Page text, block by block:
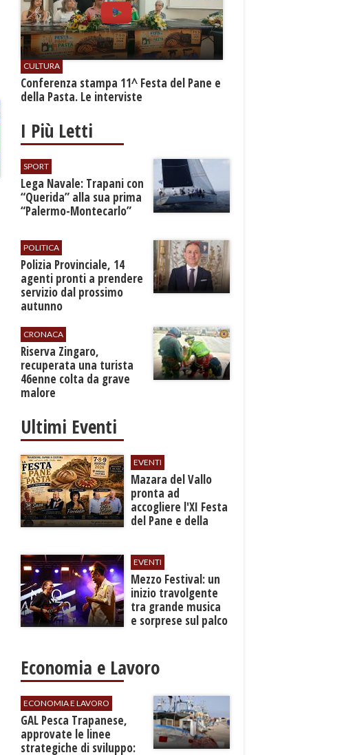
CULTURA
Conferenza stampa 11^ Festa del Pane e
della Pasta. Le interviste
I Più Letti
SPORT
​Lega Navale: Trapani con
“Querida” alla sua prima
“Palermo-Montecarlo”
POLITICA
​Polizia Provinciale, 14
agenti pronti a prendere
servizio dal prossimo
autunno
CRONACA
​Riserva Zingaro,
recuperata una turista
46enne colta da grave
malore
Ultimi Eventi
EVENTI
Mazara del Vallo
pronta ad
accogliere l'XI Festa
del Pane e della
EVENTI
Mezzo Festival: un
inizio travolgente
tra grande musica
e sorprese sul palco
Economia e Lavoro
ECONOMIA E LAVORO
GAL Pesca Trapanese,
approvate le linee
strategiche di sviluppo: